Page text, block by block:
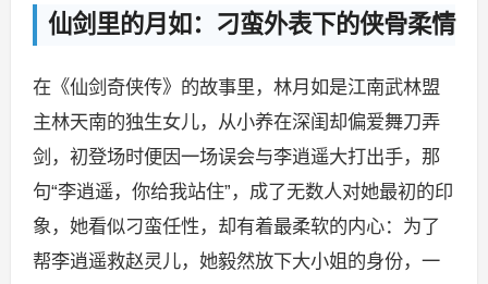
仙剑里的月如：刁蛮外表下的侠骨柔情
在《仙剑奇侠传》的故事里，林月如是江南武林盟
主林天南的独生女儿，从小养在深闺却偏爱舞刀弄
剑，初登场时便因一场误会与李逍遥大打出手，那
句“李逍遥，你给我站住”，成了无数人对她最初的印
象，她看似刁蛮任性，却有着最柔软的内心：为了
帮李逍遥救赵灵儿，她毅然放下大小姐的身份，一